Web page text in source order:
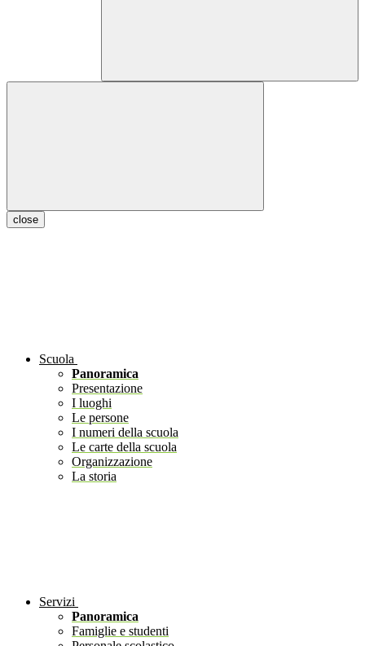
close
Scuola
Panoramica
Presentazione
I luoghi
Le persone
I numeri della scuola
Le carte della scuola
Organizzazione
La storia
Servizi
Panoramica
Famiglie e studenti